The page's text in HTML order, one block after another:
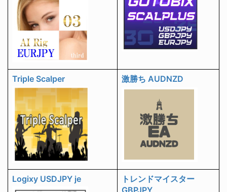
Triple Scalper 激勝ち AUDNZD
Logixy USDJPY je
トレンドマイスター